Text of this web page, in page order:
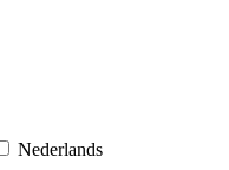
Nederlands